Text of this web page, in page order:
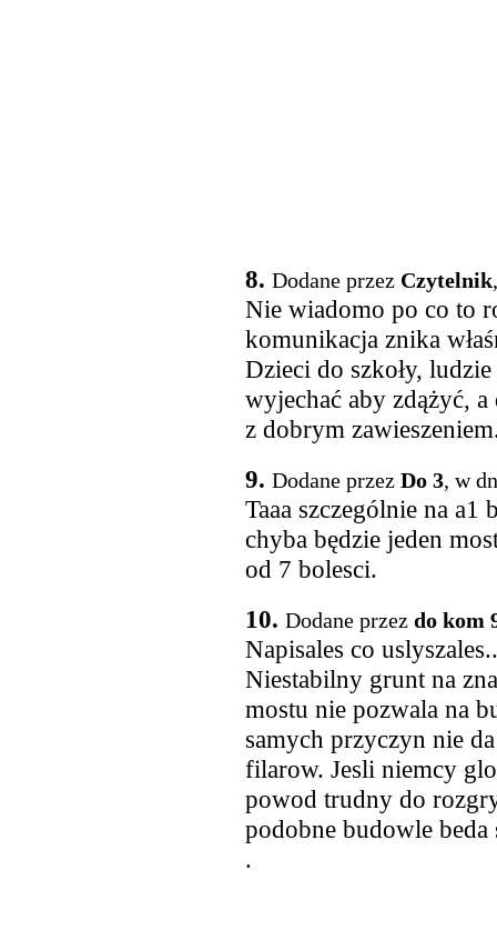
8. Dodane przez Czytelnik
Nie wiadomo po co to
komunikacja znika
Dzieci do szkoły,
wyjechać aby zdążyć,
z dobrym
9. Dodane przez Do 3, w
Taaa szczególnie na
chyba będzie jeden
od 7 bolesci.
10. Dodane przez do kom
Napisales co
Niestabilny grunt na
mostu nie pozwala na
samych przyczyn nie
filarow. Jesli niemcy
powod trudny do
podobne budowle
.